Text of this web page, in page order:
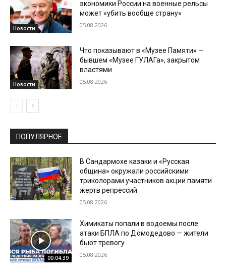
Новости
экономики России на военные рельсы
может «убить вообще страну»
05.08.2026
Новости
Что показывают в «Музее Памяти» —
бывшем «Музее ГУЛАГа», закрытом
властями
05.08.2026
ПОПУЛЯРНОЕ
В Сандармохе казаки и «Русская
община» окружали российскими
триколорами участников акции памяти
жертв репрессий
05.08.2026
00:04:39
Химикаты попали в водоемы после
атаки БПЛА по Домодедово — жители
бьют тревогу
05.08.2026